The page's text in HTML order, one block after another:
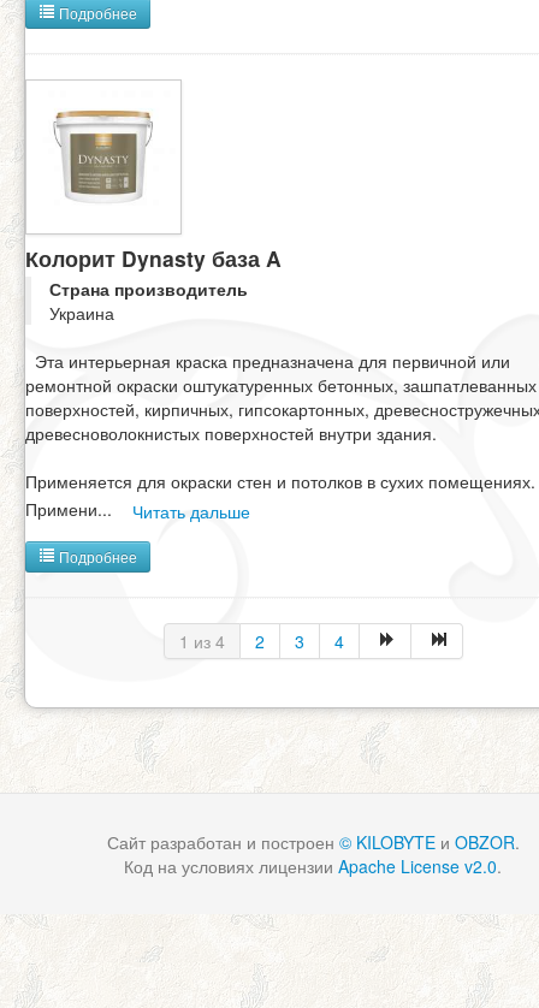
Подробнее
Колорит Dynasty база A
Страна производитель
Украина
Эта интерьерная краска предназначена для первичной или
ремонтной окраски оштукатуренных бетонных, зашпатлеванных
поверхностей, кирпичных, гипсокартонных,
древесноволокнистых поверхностей внутри здания.
Применяется для окраски стен и потолков в сухих помещениях.
Примени... Читать дальше
Подробнее
1 из 4 2 3 4
Сайт разработан и построен © KILOBYTEи OBZOR.
Код на условиях лицензии Apache License v2.0.